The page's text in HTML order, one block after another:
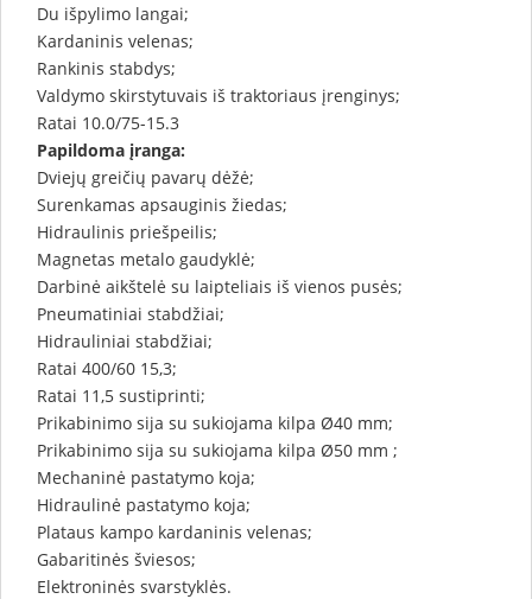
Du išpylimo langai;
Kardaninis velenas;
Rankinis stabdys;
Valdymo skirstytuvais iš traktoriaus įrenginys;
Ratai 10.0/75-15.3
Papildoma įranga:
Dviejų greičių pavarų dėžė;
Surenkamas apsauginis žiedas;
Hidraulinis priešpeilis;
Magnetas metalo gaudyklė;
Darbinė aikštelė su laipteliais iš vienos pusės;
Pneumatiniai stabdžiai;
Hidrauliniai stabdžiai;
Ratai 400/60 15,3;
Ratai 11,5 sustiprinti;
Prikabinimo sija su sukiojama kilpa Ø40 mm;
Prikabinimo sija su sukiojama kilpa Ø50 mm ;
Mechaninė pastatymo koja;
Hidraulinė pastatymo koja;
Plataus kampo kardaninis velenas;
Gabaritinės šviesos;
Elektroninės svarstyklės.